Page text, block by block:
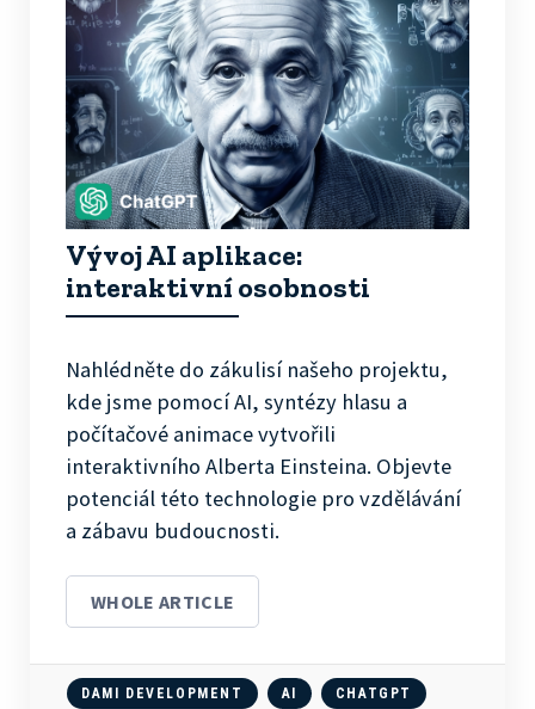
Vývoj AI aplikace:
interaktivní osobnosti
Nahlédněte do zákulisí našeho projektu,
kde jsme pomocí AI, syntézy hlasu a
počítačové animace vytvořili
interaktivního Alberta Einsteina. Objevte
potenciál této technologie pro vzdělávání
a zábavu budoucnosti.
WHOLE ARTICLE
DAMI DEVELOPMENT AI CHATGPT